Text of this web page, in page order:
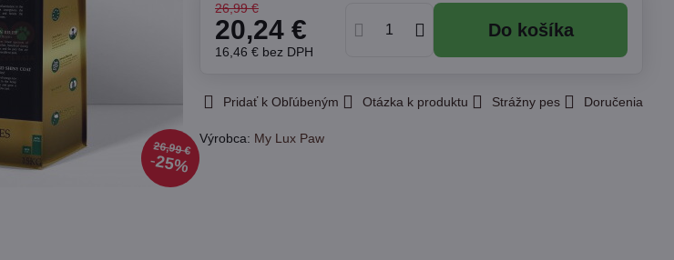
26,99 €
25%
26,99 €
20,24 €
16,46 € bez DPH
Do košíka
Pridať k Obľúbeným Otázka k produktu Strážny pes Doručenia
Výrobca: My Lux Paw